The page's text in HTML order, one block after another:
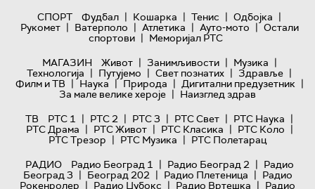
СПОРТ
Фудбал | Кошарка | Тенис | Одбојка |
Рукомет | Ватерполо | Атлетика | Ауто-мото | Остали
спортови | Меморијал РТС
МАГАЗИН
Живот | Занимљивости | Музика |
Технологијa | Путујемо | Свет познатих | Здравље |
Филм и ТВ | Наука | Природа | Дигитални предузетник |
За мале велике хероје | Наизглед здрав
ТВ
РТС 1 | РТС 2 | РТС 3 | РТС Свет | РТС Наука |
РТС Драма | РТС Живот | РТС Класика | РТС Коло |
РТС Трезор | РТС Музика | РТС Полетарац
РАДИО
Радио Београд 1 | Радио Београд 2 | Радио
Београд 3 | Београд 202 | Радио Плетеница | Радио
Рокенролер | Радио Џубокс | Радио Вртешка | Радио